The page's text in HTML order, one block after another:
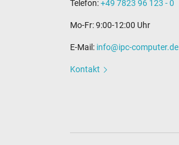
Telefon:+49 7823 96 123 - 0
Mo-Fr: 9:00-12:00 Uhr
E-Mail: info@ipc-computer.de
Kontakt